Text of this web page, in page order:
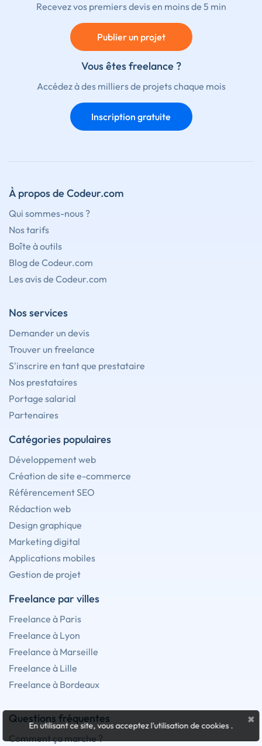
Recevez vos premiers devis en moins de 5 min
Publier un projet
Vous êtes freelance ?
Accédez à des milliers de projets chaque mois
Inscription gratuite
À propos de Codeur.com
Qui sommes-nous ?
Nos tarifs
Boîte à outils
Blog de Codeur.com
Les avis de Codeur.com
Nos services
Demander un devis
Trouver un freelance
S'inscrire en tant que prestataire
Nos prestataires
Portage salarial
Partenaires
Catégories populaires
Développement web
Création de site e-commerce
Référencement SEO
Rédaction web
Design graphique
Marketing digital
Applications mobiles
Gestion de projet
Freelance par villes
Freelance à Paris
Freelance à Lyon
Freelance à Marseille
Freelance à Lille
Freelance à Bordeaux
Questions fréquentes
Comment ça marche ?
×
En utilisant ce site, vous acceptez l'utilisation de cookies.